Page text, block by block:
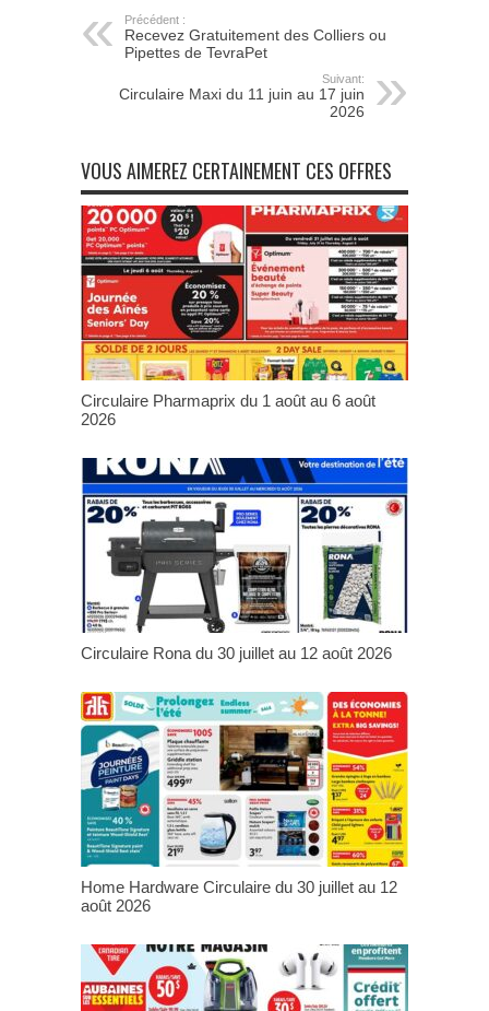
Précédent :
Recevez Gratuitement des Colliers ou
Pipettes de TevraPet
Suivant:
Circulaire Maxi du 11 juin au 17 juin
2026
VOUS AIMEREZ CERTAINEMENT CES OFFRES
Circulaire Pharmaprix du 1 août au 6 août
2026
Circulaire Rona du 30 juillet au 12 août 2026
Home Hardware Circulaire du 30 juillet au 12
août 2026